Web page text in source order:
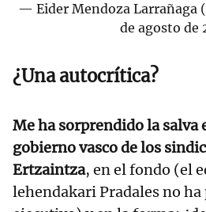
— Eider Mendoza Larrañaga
de agosto de
¿Una autocrítica?
Me ha sorprendido la salva
gobierno vasco de los
Ertzaintza, en el fondo (el
lehendakari Pradales no ha